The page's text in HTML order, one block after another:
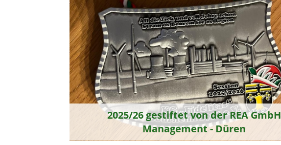
2025/26 gestiftet von der REA GmbH
Management - Düren